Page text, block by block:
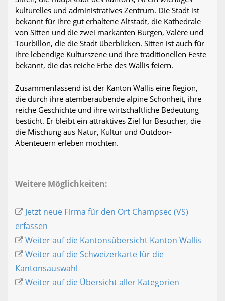
kulturelles und administratives Zentrum. Die Stadt ist
bekannt für ihre gut erhaltene Altstadt, die Kathedrale
von Sitten und die zwei markanten Burgen, Valère und
Tourbillon, die die Stadt überblicken. Sitten ist auch für
ihre lebendige Kulturszene und ihre traditionellen Feste
bekannt, die das reiche Erbe des Wallis feiern.
Zusammenfassend ist der Kanton Wallis eine Region,
die durch ihre atemberaubende alpine Schönheit, ihre
reiche Geschichte und ihre wirtschaftliche Bedeutung
besticht. Er bleibt ein attraktives Ziel für Besucher, die
die Mischung aus Natur, Kultur und Outdoor-
Abenteuern erleben möchten.
Weitere Möglichkeiten:
Jetzt neue Firma für den Ort Champsec (VS)
erfassen
Weiter auf die Kantonsübersicht Kanton Wallis
Weiter auf die Schweizerkarte für die
Kantonsauswahl
Weiter auf die Übersicht aller Kategorien